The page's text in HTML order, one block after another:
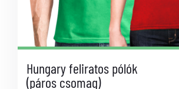
Hungary feliratos pólók
(páros csomag)